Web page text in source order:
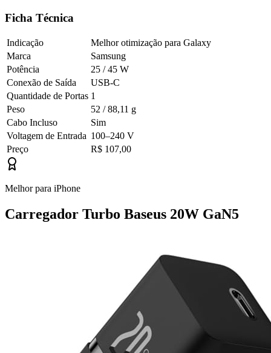
Ficha Técnica
Indicação
Melhor otimização para Galaxy
Marca
Samsung
Potência
25 / 45 W
Conexão de Saída
USB-C
Quantidade de Portas 1
Peso
52 / 88,11 g
Cabo Incluso
Sim
Voltagem de Entrada 100–240 V
Preço
R$ 107,00
Melhor para iPhone
Carregador Turbo Baseus 20W GaN5